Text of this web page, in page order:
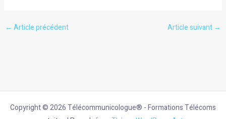
← Article précédent Article suivant →
Copyright © 2026 Télécommunicologue® - Formations Télécoms